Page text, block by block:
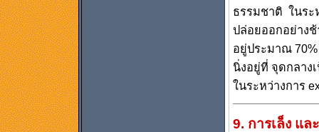
ธรรมชาติ ในระ
ปล่อยออกอย่าง
อยู่ประมาณ
นิ่งอยู่ที่ จุดกลาง
ในระหว่างการ
9. การเล็ง แ